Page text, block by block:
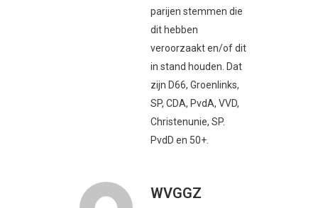
parijen stemmen die
dit hebben
veroorzaakt en/of dit
in stand houden. Dat
zijn D66, Groenlinks,
SP, CDA, PvdA, VVD,
Christenunie, SP.
PvdD en 50+.
WVGGZ